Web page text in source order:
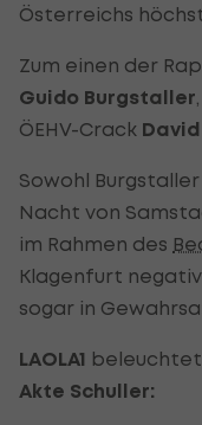
Österreichs
Zum einen der
Guido Burgstaller
ÖEHV-Crack
Sowohl
Nacht von
im Rahmen des
Klagenfurt
sogar in
LAOLA1
Akte Schuller: